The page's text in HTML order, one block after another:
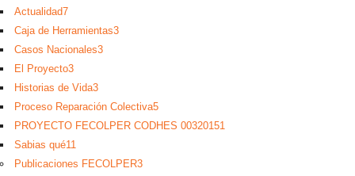
Actualidad7
Caja de Herramientas3
Casos Nacionales3
El Proyecto3
Historias de Vida3
Proceso Reparación Colectiva5
PROYECTO FECOLPER CODHES 00320151
Sabias qué11
Publicaciones FECOLPER3